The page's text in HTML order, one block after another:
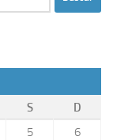
S
D
5
6